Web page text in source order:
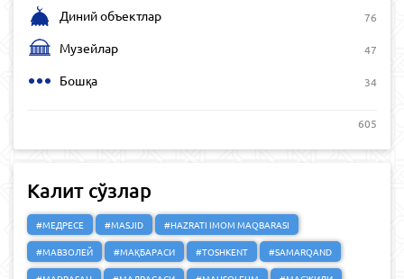
Диний объектлар 76
Музейлар 47
Бошқа 34
605
Калит сўзлар
#МЕДРЕСЕ #MASJID
#HAZRATI IMOM MAQBARASI
#МАВЗОЛЕЙ
#МАҚБАРАСИ #TOSHKENT
#SAMARQAND